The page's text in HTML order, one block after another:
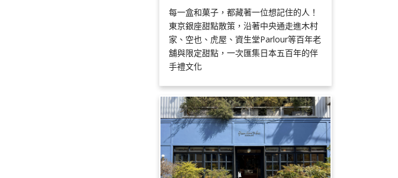
每一盒和菓子，都藏著一位想記住的人！
東京銀座甜點散策，沿著中央通走進木村
家、空也、虎屋、資生堂Parlour等百年老
舖與限定甜點，一次匯集日本五百年的伴
手禮文化